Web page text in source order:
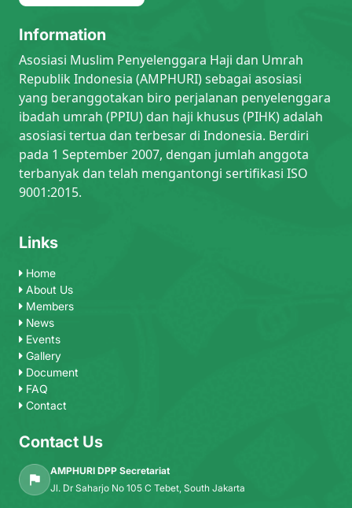
Information
Asosiasi Muslim Penyelenggara Haji dan Umrah
Republik Indonesia (AMPHURI) sebagai asosiasi
yang beranggotakan biro perjalanan penyelenggara
ibadah umrah (PPIU) dan haji khusus (PIHK) adalah
asosiasi tertua dan terbesar di Indonesia. Berdiri
pada 1 September 2007, dengan jumlah anggota
terbanyak dan telah mengantongi sertifikasi ISO
9001:2015.
Links
Home
About Us
Members
News
Events
Gallery
Document
FAQ
Contact
Contact Us
AMPHURI DPP Secretariat
Jl. Dr Saharjo No 105 C Tebet, South Jakarta